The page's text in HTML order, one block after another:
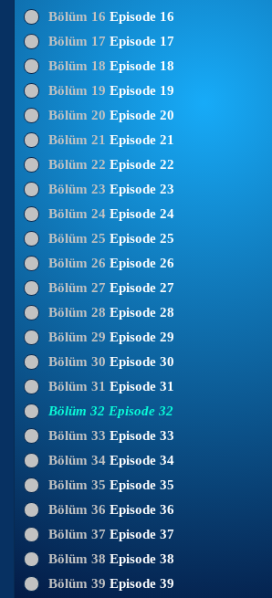
Bölüm 16 Episode 16
Bölüm 17 Episode 17
Bölüm 18 Episode 18
Bölüm 19 Episode 19
Bölüm 20 Episode 20
Bölüm 21 Episode 21
Bölüm 22 Episode 22
Bölüm 23 Episode 23
Bölüm 24 Episode 24
Bölüm 25 Episode 25
Bölüm 26 Episode 26
Bölüm 27 Episode 27
Bölüm 28 Episode 28
Bölüm 29 Episode 29
Bölüm 30 Episode 30
Bölüm 31 Episode 31
Bölüm 32 Episode 32
Bölüm 33 Episode 33
Bölüm 34 Episode 34
Bölüm 35 Episode 35
Bölüm 36 Episode 36
Bölüm 37 Episode 37
Bölüm 38 Episode 38
Bölüm 39 Episode 39